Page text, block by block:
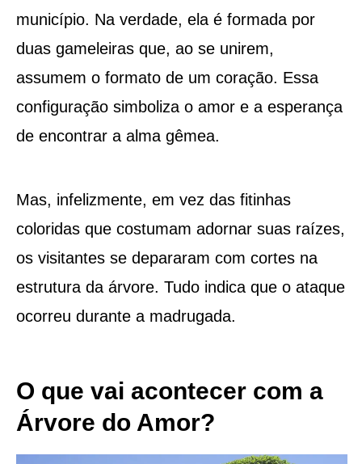
município. Na verdade, ela é formada por
duas gameleiras que, ao se unirem,
assumem o formato de um coração. Essa
configuração simboliza o amor e a esperança
de encontrar a alma gêmea.
Mas, infelizmente, em vez das fitinhas
coloridas que costumam adornar suas raízes,
os visitantes se depararam com cortes na
estrutura da árvore. Tudo indica que o ataque
ocorreu durante a madrugada.
O que vai acontecer com a
Árvore do Amor?